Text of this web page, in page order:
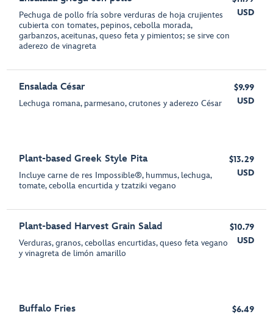
Pechuga de pollo fría sobre verduras de hoja crujientes
cubierta con tomates, pepinos, cebolla morada,
garbanzos, aceitunas, queso feta y pimientos; se sirve con
aderezo de vinagreta
USD
Ensalada César
Lechuga romana, parmesano, crutones y aderezo César
$9.99
USD
Plant-based Greek Style Pita
Incluye carne de res Impossible®, hummus, lechuga,
tomate, cebolla encurtida y tzatziki vegano
$13.29
USD
Plant-based Harvest Grain Salad
Verduras, granos, cebollas encurtidas, queso feta vegano
y vinagreta de limón amarillo
$10.79
USD
Buffalo Fries
$6.49